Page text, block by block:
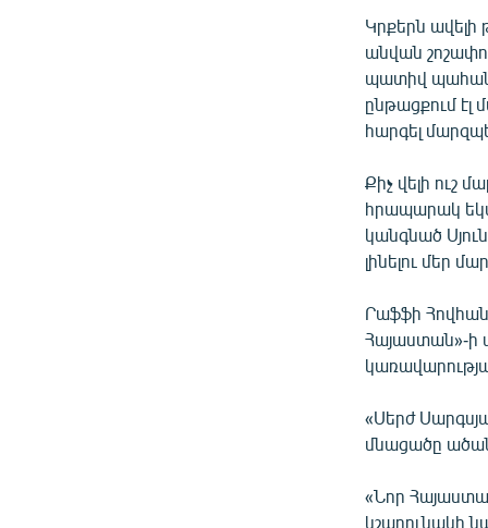
Կրքերն ավելի
անվան
պատիվ
ընթացքում էլ
հարգել
Քիչ վելի ուշ
հրապարակ
կանգնած
լինելու մեր
Րաֆֆի
Հայաստան»-ի
«Սերժ
մնացածը
«Նոր
կշարունակի